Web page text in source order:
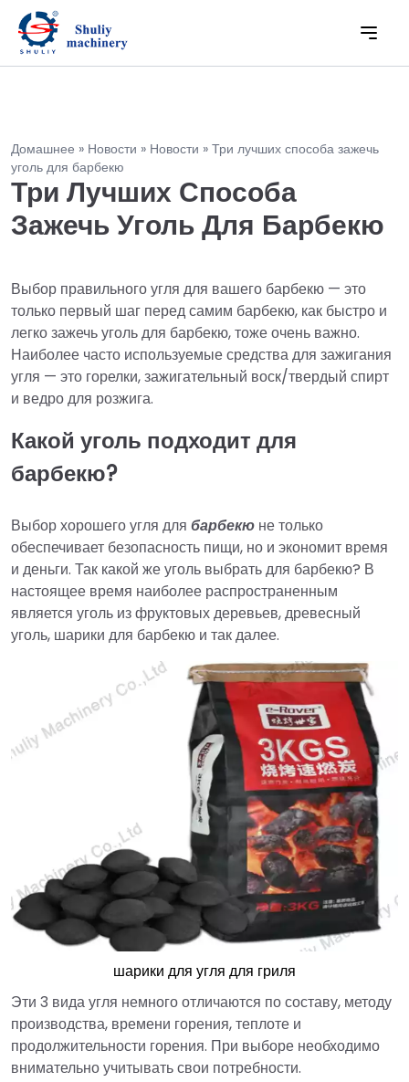
Домашнее » Новости » Новости » Три лучших способа зажечь
уголь для барбекю
Три Лучших Способа
Зажечь Уголь Для Барбекю
Выбор правильного угля для вашего барбекю — это
только первый шаг перед самим барбекю, как быстро и
легко зажечь уголь для барбекю, тоже очень важно.
Наиболее часто используемые средства для зажигания
угля — это горелки, зажигательный воск/твердый спирт
и ведро для розжига.
Какой уголь подходит для
барбекю?
Выбор хорошего угля для барбекю не только
обеспечивает безопасность пищи, но и экономит время
и деньги. Так какой же уголь выбрать для барбекю? В
настоящее время наиболее распространенным
является уголь из фруктовых деревьев, древесный
уголь, шарики для барбекю и так далее.
шарики для угля для гриля
Эти 3 вида угля немного отличаются по составу, методу
производства, времени горения, теплоте и
продолжительности горения. При выборе необходимо
внимательно учитывать свои потребности.